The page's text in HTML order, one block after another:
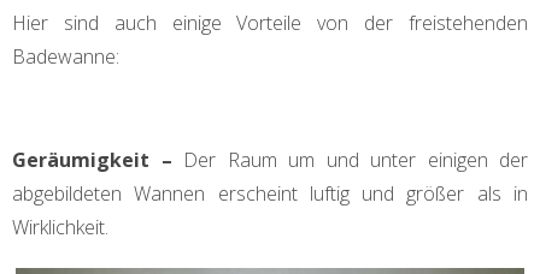
Hier sind auch einige Vorteile von der freistehenden
Badewanne:
Geräumigkeit – Der Raum um und unter einigen der
abgebildeten Wannen erscheint luftig und größer als in
Wirklichkeit.